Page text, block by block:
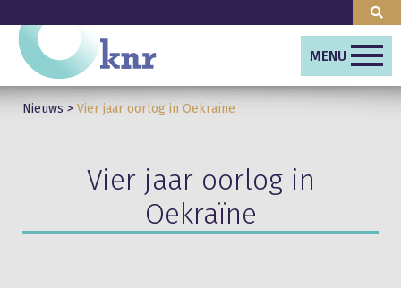
MENU
Nieuws > Vier jaar oorlog in Oekraïne
Vier jaar oorlog in
Oekraïne